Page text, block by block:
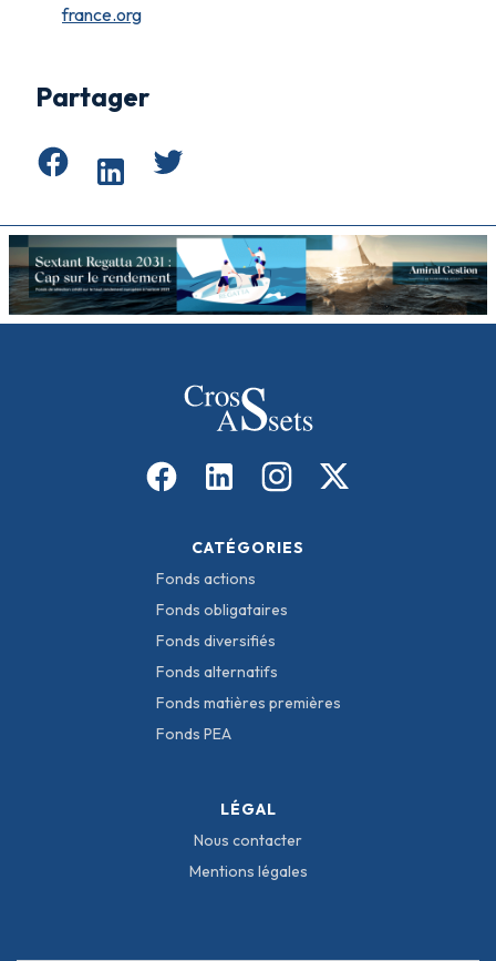
france.org
Partager
CATÉGORIES
Fonds actions
Fonds obligataires
Fonds diversifiés
Fonds alternatifs
Fonds matières premières
Fonds PEA
LÉGAL
Nous contacter
Mentions légales